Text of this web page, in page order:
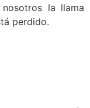
la llama
perdido.